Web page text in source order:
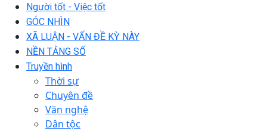
Người tốt - Việc tốt
GÓC NHÌN
XÃ LUẬN - VẤN ĐỀ KỲ NÀY
NỀN TẢNG SỐ
Truyền hình
Thời sự
Chuyên đề
Văn nghệ
Dân tộc